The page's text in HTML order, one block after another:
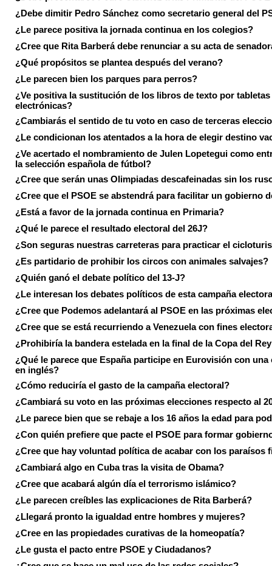
¿Debe dimitir Pedro Sánchez como secretario general del
¿Le parece positiva la jornada continua en los colegios?
¿Cree que Rita Barberá debe renunciar a su acta de
¿Qué propósitos se plantea después del verano?
¿Le parecen bien los parques para perros?
¿Ve positiva la sustitución de los libros de texto por tabletas
electrónicas?
¿Cambiarás el sentido de tu voto en caso de terceras
¿Le condicionan los atentados a la hora de elegir destino
¿Ve acertado el nombramiento de Julen Lopetegui como
la selección española de fútbol?
¿Cree que serán unas Olimpiadas descafeinadas sin los
¿Cree que el PSOE se abstendrá para facilitar un gobierno
¿Está a favor de la jornada continua en Primaria?
¿Qué le parece el resultado electoral del 26J?
¿Son seguras nuestras carreteras para practicar el
¿Es partidario de prohibir los circos con animales salvajes?
¿Quién ganó el debate político del 13-J?
¿Le interesan los debates políticos de esta campaña
¿Cree que Podemos adelantará al PSOE en las próximas
¿Cree que se está recurriendo a Venezuela con fines
¿Prohibiría la bandera estelada en la final de la Copa del
¿Qué le parece que España participe en Eurovisión con una
en inglés?
¿Cómo reduciría el gasto de la campaña electoral?
¿Cambiará su voto en las próximas elecciones respecto al
¿Le parece bien que se rebaje a los 16 años la edad para
¿Con quién prefiere que pacte el PSOE para formar
¿Cree que hay voluntad política de acabar con los paraísos
¿Cambiará algo en Cuba tras la visita de Obama?
¿Cree que acabará algún día el terrorismo islámico?
¿Le parecen creíbles las explicaciones de Rita Barberá?
¿Llegará pronto la igualdad entre hombres y mujeres?
¿Cree en las propiedades curativas de la homeopatía?
¿Le gusta el pacto entre PSOE y Ciudadanos?